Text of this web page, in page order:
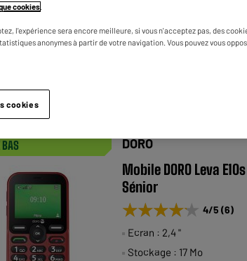
Stockage : 17 Mo
Photo : 0,3 MP
BAS DORO
Mobile DORO Leva
Sénior
★★★★★
★★★★★ 4/5 (6)
Ecran : 2,4 "
Stockage : 17 Mo
cookies
l'expérience sera encore meilleure, si vous n'acceptez pas, des
anonymes à partir de votre navigation. Vous pouvez vous
cookies